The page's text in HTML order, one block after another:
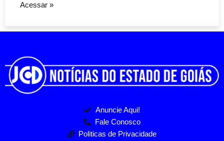
Acessar »
Anuncie Aqui!
Fale Conosco
Politicas de Privacidade